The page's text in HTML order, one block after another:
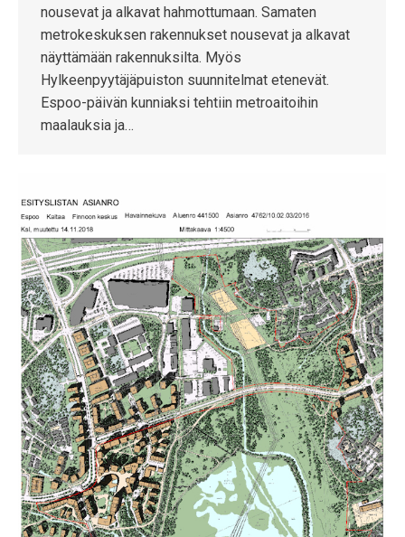
nousevat ja alkavat hahmottumaan. Samaten
metrokeskuksen rakennukset nousevat ja alkavat
näyttämään rakennuksilta. Myös
Hylkeenpyytäjäpuiston suunnitelmat etenevät.
Espoo-päivän kunniaksi tehtiin metroaitoihin
maalauksia ja…